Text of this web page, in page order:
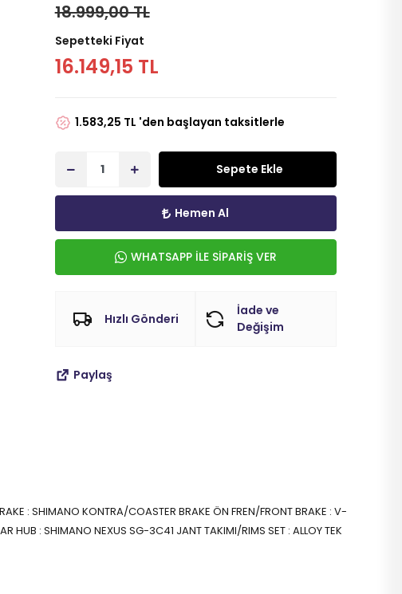
18.999,00 TL
Sepetteki Fiyat
16.149,15 TL
1.583,25 TL 'den başlayan taksitlerle
Sepete Ekle
Hemen Al
WHATSAPP İLE SİPARİŞ VER
Hızlı Gönderi
İade ve
Değişim
Paylaş
: SHIMANO KONTRA/COASTER BRAKE ÖN FREN/FRONT BRAKE : V-
HUB : SHIMANO NEXUS SG-3C41 JANT TAKIMI/RIMS SET : ALLOY TEK